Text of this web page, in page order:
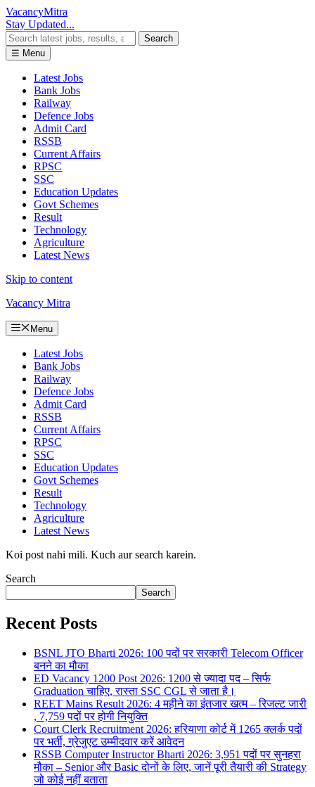
VacancyMitra
Stay Updated...
Search
☰ Menu
Latest Jobs
Bank Jobs
Railway
Defence Jobs
Admit Card
RSSB
Current Affairs
RPSC
SSC
Education Updates
Govt Schemes
Result
Technology
Agriculture
Latest News
Skip to content
Vacancy Mitra
Menu
Latest Jobs
Bank Jobs
Railway
Defence Jobs
Admit Card
RSSB
Current Affairs
RPSC
SSC
Education Updates
Govt Schemes
Result
Technology
Agriculture
Latest News
Koi post nahi mili. Kuch aur search karein.
Search
Search
Recent Posts
BSNL JTO Bharti 2026: 100 पदों पर सरकारी Telecom Officer
बनने का मौका
ED Vacancy 1200 Post 2026: 1200 से ज्यादा पद – सिर्फ
Graduation चाहिए, रास्ता SSC CGL से जाता है।
REET Mains Result 2026: 4 महीने का इंतजार खत्म – रिजल्ट जारी
, 7,759 पदों पर होगी नियुक्ति
Court Clerk Recruitment 2026: हरियाणा कोर्ट में 1265 क्लर्क पदों
पर भर्ती, ग्रेजुएट उम्मीदवार करें आवेदन
RSSB Computer Instructor Bharti 2026: 3,951 पदों पर सुनहरा
मौका – Senior और Basic दोनों के लिए, जानें पूरी तैयारी की Strategy
जो कोई नहीं बताता